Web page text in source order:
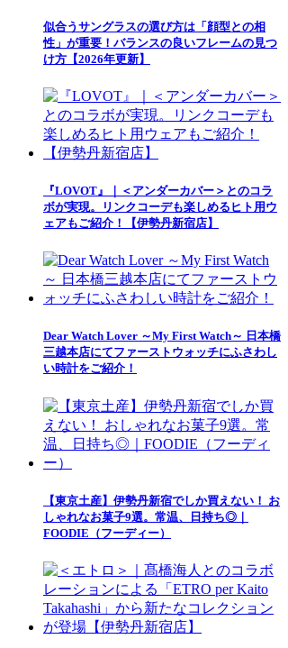
似合うサングラスの選び方は「顔型との相
性」が重要！バランスの良いフレームの見つ
け方【2026年更新】
『LOVOT』｜＜アンダーカバー＞とのコラ
ボが実現。リンクコーデも楽しめるヒト用ウ
ェアもご紹介！【伊勢丹新宿店】
Dear Watch Lover ～My First Watch～ 日本橋
三越本店にてファーストウォッチにふさわし
い時計をご紹介！
【東京土産】伊勢丹新宿でしか買えない！ お
しゃれなお菓子9選。常温、日持ち◎｜
FOODIE（フーディー）